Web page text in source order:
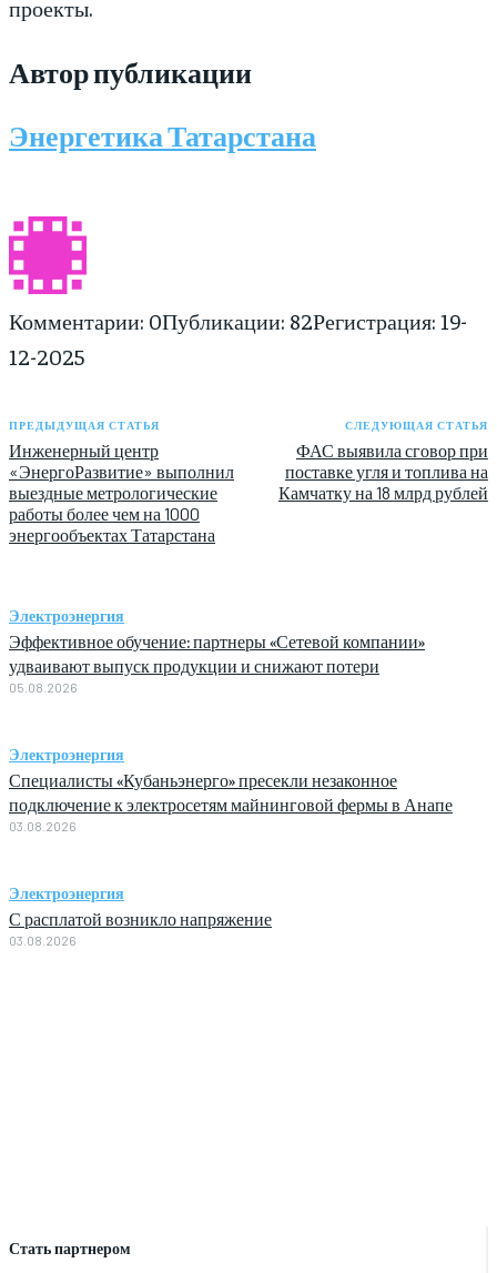
Стать партнером
проекты.
Автор публикации
Энергетика Татарстана
Комментарии: 0Публикации: 82Регистрация: 19-
12-2025
ПРЕДЫДУЩАЯ СТАТЬЯ
Инженерный центр
«ЭнергоРазвитие» выполнил
выездные метрологические
работы более чем на 1000
энергообъектах Татарстана
СЛЕДУЮЩАЯ СТАТЬЯ
ФАС выявила сговор при
поставке угля и топлива на
Камчатку на 18 млрд рублей
Электроэнергия
Эффективное обучение: партнеры «Сетевой компании»
удваивают выпуск продукции и снижают потери
05.08.2026
Электроэнергия
Специалисты «Кубаньэнерго» пресекли незаконное
подключение к электросетям майнинговой фермы в Анапе
03.08.2026
Электроэнергия
С расплатой возникло напряжение
03.08.2026